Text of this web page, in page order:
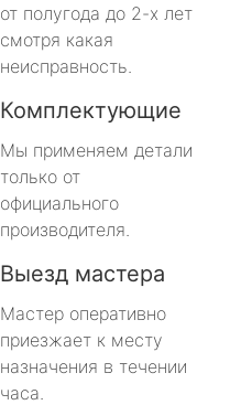
от полугода до 2-х лет
смотря какая
неисправность.
Комплектующие
Мы применяем детали
только от
официального
производителя.
Выезд мастера
Мастер оперативно
приезжает к месту
назначения в течении
часа.